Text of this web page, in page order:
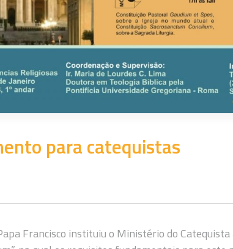
para catequistas
Francisco instituiu o Ministério do